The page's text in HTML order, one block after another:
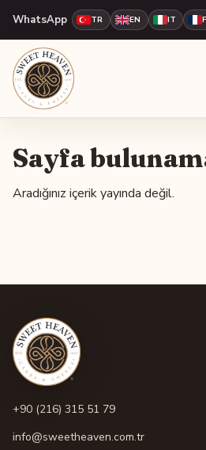
WhatsApp TR EN IT
Sayfa
Aradığınız içerik yayında değil.
+90 (216) 315 51 79
info@sweetheaven.com.tr